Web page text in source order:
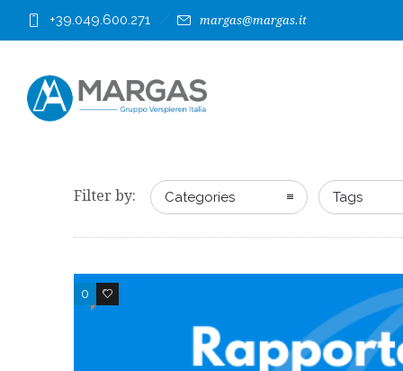
+39.049.600.271 margas@margas.it
Filter by: Categories Tags
0 1